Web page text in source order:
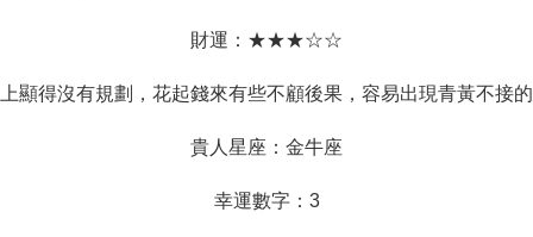
財運：★★★☆☆
顯得沒有規劃，花起錢來有些不顧後果，容易出現青黃不接的
貴人星座：金牛座
幸運數字：3